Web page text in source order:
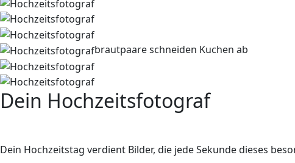
brautpaare schneiden Kuchen ab
Dein Hochzeitsfotograf
Dein Hochzeitstag verdient Bilder, die jede Sekunde dieses